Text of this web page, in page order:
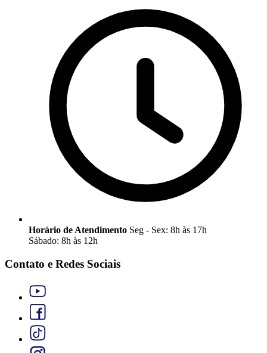
Horário de Atendimento Seg - Sex: 8h às 17h
Sábado: 8h às 12h
Contato e Redes Sociais